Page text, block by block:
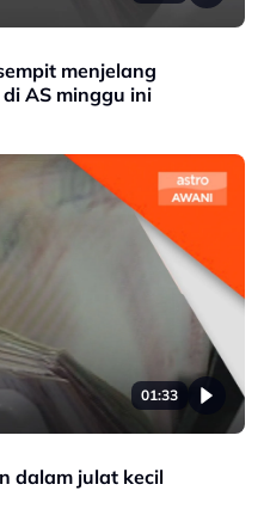
menjelang
AS minggu ini
01:33
dalam julat kecil